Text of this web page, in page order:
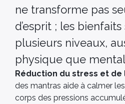
ne transforme pas
d’esprit ; les
plusieurs niveaux,
physique que
Réduction du stress et de
des mantras aide à calmer
corps des pressions